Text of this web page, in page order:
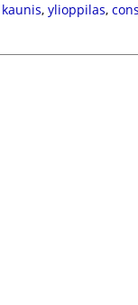
kaunis, ylioppilas,